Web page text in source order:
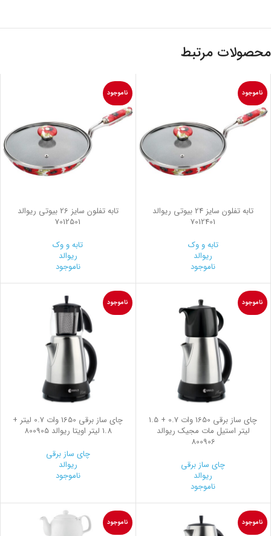
محصولات مرتبط
ناموجود
تابه تفلون سایز 24 بیوتی ریوالد
7012401
تابه و وک
ریوالد
ناموجود
ناموجود
تابه تفلون سایز 26 بیوتی ریوالد
7012501
تابه و وک
ریوالد
ناموجود
ناموجود
چای ساز برقی 1650 وات 0.7 + 1.5
لیتر استیل مات مجیک ریوالد
800906
چای ساز برقی
ریوالد
ناموجود
ناموجود
چای ساز برقی 1650 وات 0.7 لیتر +
1.8 لیتر اویتا ریوالد 800905
چای ساز برقی
ریوالد
ناموجود
ناموجود ناموجود